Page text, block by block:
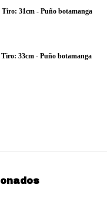
31cm - Puño botamanga
33cm - Puño botamanga